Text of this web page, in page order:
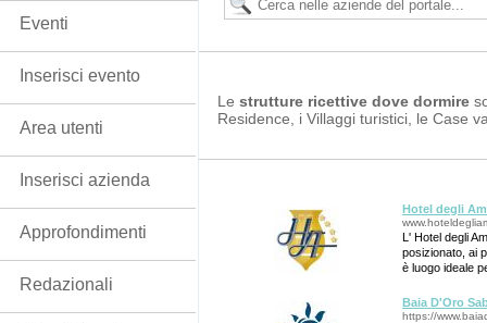
Le strutture ricettive dove dormire
Residence, i Villaggi turistici, le Case
Hotel degli
L' Hotel degli
posizionato, ai
è luogo ideale
Baia D'Oro
https://
Eventi
Inserisci evento
Area utenti
Inserisci azienda
Approfondimenti
Redazionali